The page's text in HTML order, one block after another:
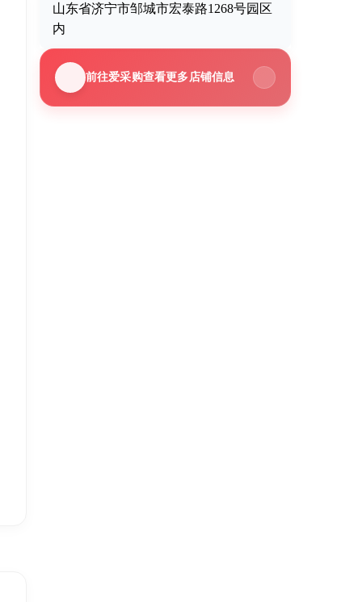
山东省济宁市邹城市宏泰路1268号园区
内
前往爱采购查看更多店铺信息